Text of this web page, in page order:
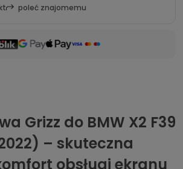
poleć znajomemu
Grizz do BMW X2 F39
– skuteczna
obsługi ekranu